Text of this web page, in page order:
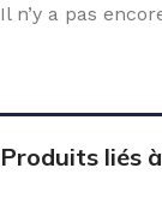
Il n’y a pas
Produits liés